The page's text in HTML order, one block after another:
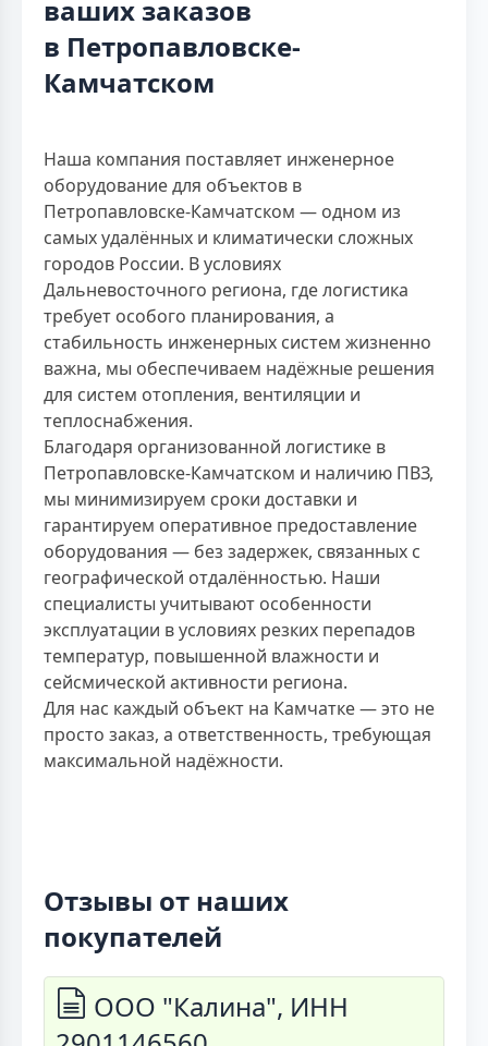
ваших заказов
в Петропавловске-
Камчатском
Наша компания поставляет инженерное
оборудование для объектов в
Петропавловске-Камчатском — одном из
самых удалённых и климатически сложных
городов России. В условиях
Дальневосточного региона, где логистика
требует особого планирования, а
стабильность инженерных систем жизненно
важна, мы обеспечиваем надёжные решения
для систем отопления, вентиляции и
теплоснабжения.
Благодаря организованной логистике в
Петропавловске-Камчатском и наличию ПВЗ,
мы минимизируем сроки доставки и
гарантируем оперативное предоставление
оборудования — без задержек, связанных с
географической отдалённостью. Наши
специалисты учитывают особенности
эксплуатации в условиях резких перепадов
температур, повышенной влажности и
сейсмической активности региона.
Для нас каждый объект на Камчатке — это не
просто заказ, а ответственность, требующая
максимальной надёжности.
Отзывы от наших
покупателей
ООО "Калина", ИНН